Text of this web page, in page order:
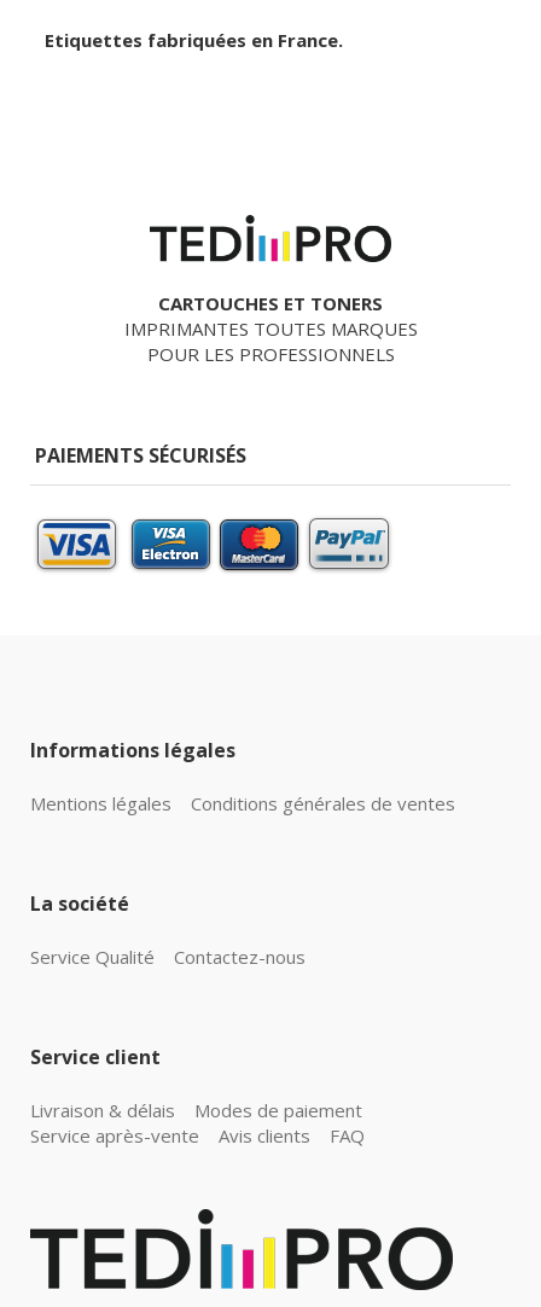
CARTOUCHES ET TONERS
IMPRIMANTES TOUTES MARQUES
POUR LES PROFESSIONNELS
PAIEMENTS SÉCURISÉS
Etiquettes fabriquées en France.
Informations légales
Mentions légales Conditions générales de ventes
La société
Service Qualité Contactez-nous
Service client
Livraison & délais
Modes de paiement
Service après-vente
Avis clients FAQ